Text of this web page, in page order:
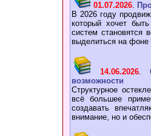
01.07.2026.
В 2026 году
который хочет
систем становятся
выделиться на фоне
14.06.2026.
возможности
Структурное
всё большее
создавать
внимание, но и